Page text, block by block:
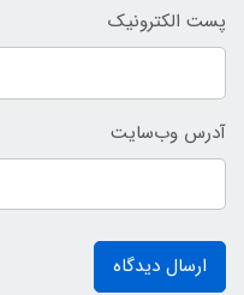
پست الکترونیک
آدرس وب‌سایت
ارسال دیدگاه